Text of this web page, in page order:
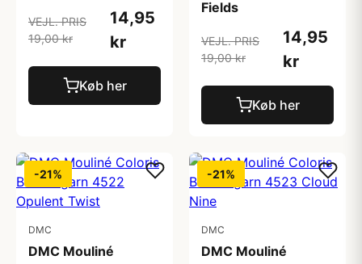
VEJL. PRIS
19,00 kr
14,95
kr
Køb her
Fields
VEJL. PRIS
19,00 kr
14,95
kr
Køb her
-21%
DMC
DMC Mouliné
-21%
DMC
DMC Mouliné